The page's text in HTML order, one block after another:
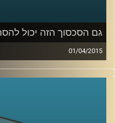
גם הסכסוך הזה יכול
01/04/2015
דיקן ביה"ס
המסוכסכת הקיימת